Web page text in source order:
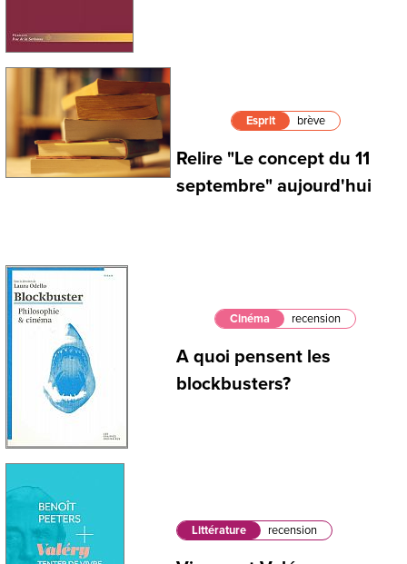
Esprit brève
Relire "Le concept du 11
septembre" aujourd'hui
Cinéma recension
A quoi pensent les
blockbusters?
Littérature recension